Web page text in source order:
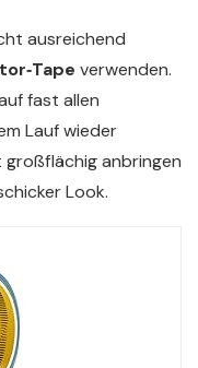
ausreichend
verwenden.
fast allen
Lauf wieder
anbringen
Look.